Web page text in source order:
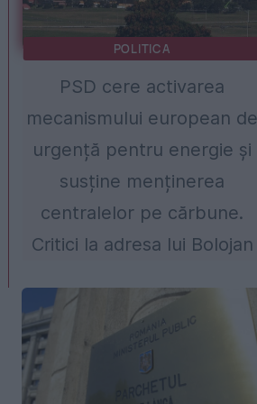
POLITICA
PSD cere activarea
mecanismului european
urgență pentru energie și
susține menținerea
centralelor pe cărbune.
Critici la adresa lui Bolojan